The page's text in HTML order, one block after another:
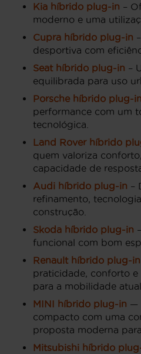
Kia híbrido plug-in –
moderno e uma
Cupra híbrido plug-in
desportiva com
Seat híbrido plug-in –
equilibrada para uso
Porsche híbrido plug-in
performance com um
tecnológica.
Land Rover híbrido
quem valoriza
capacidade de
Audi híbrido plug-in –
refinamento,
construção.
Skoda híbrido plug-in
funcional com bom
Renault híbrido plug-in
praticidade, conforto e
para a mobilidade atual.
MINI híbrido plug-in —
compacto com uma
proposta moderna
Mitsubishi híbrido